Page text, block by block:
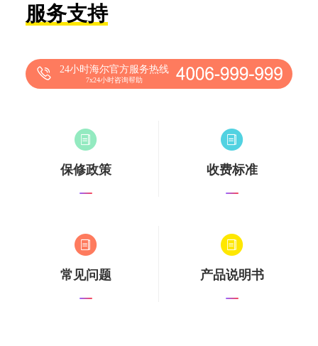
服务支持
24小时海尔官方服务热线
7x24小时咨询帮助
保修政策 收费标准
常见问题 产品说明书